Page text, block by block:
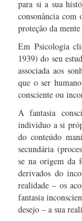
para si a sua
consonância com
proteção da
Em Psicologia
1939) do seu
associada aos
que o ser
consciente ou
A fantasia
individuo a si
do conteúdo
secundária
se na origem da
derivados do
realidade – os
fantasia
desejo – a sua